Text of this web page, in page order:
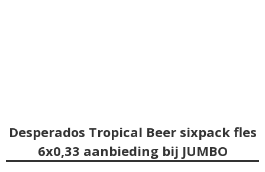
Desperados Tropical Beer sixpack fles
6x0,33 aanbieding bij JUMBO